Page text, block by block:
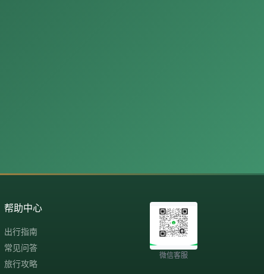
帮助中心
出行指南
常见问答
旅行攻略
微信客服